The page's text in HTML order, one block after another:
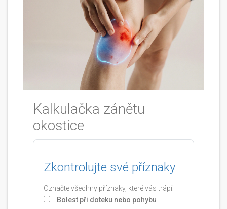
Kalkulačka zánětu
okostice
Zkontrolujte své příznaky
Označte všechny příznaky, které vás trápí:
Bolest při doteku nebo pohybu